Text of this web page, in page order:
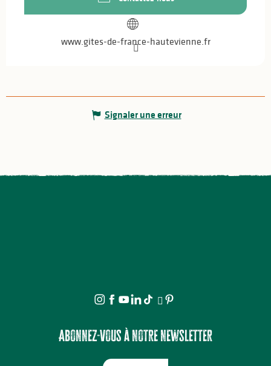
www.gites-de-france-hautevienne.fr
Signaler une erreur
Abonnez-vous à notre newsletter